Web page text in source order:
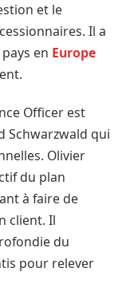
et le
Il a
en Europe
Officer est
Schwarzwald qui
Olivier
du plan
à faire de
client. Il
du
pour relever